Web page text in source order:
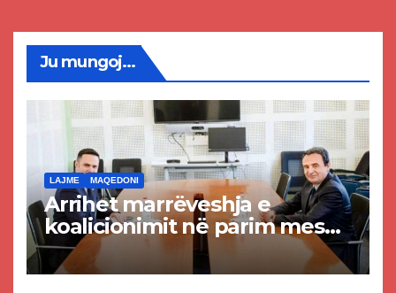
Ju mungoj...
LAJME MAQEDONI
Arrihet marrëveshja e
koalicionimit në parim mes
Kurtit dhe Abdixhikut